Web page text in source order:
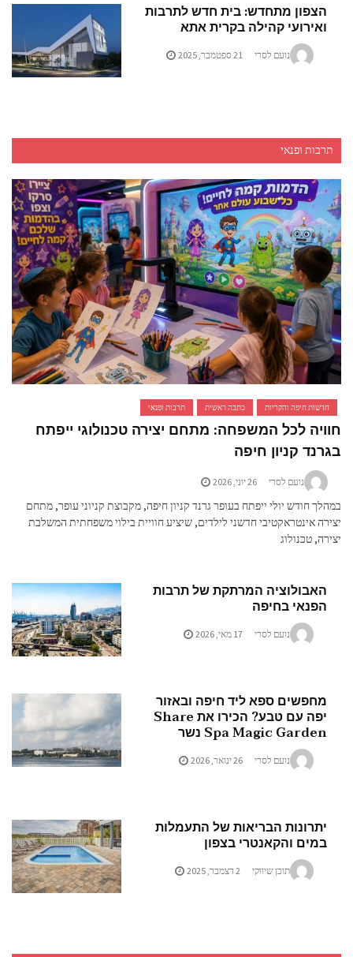
הצפון מתחדש: בית חדש לתרבות
ואירועי קהילה בקרית אתא
נועם לסרי 21 ספטמבר, 2025
תרבות ופנאי
חדשות חיפה והקריות כתבה ראשית תרבות ופנאי
חוויה לכל המשפחה: מתחם יצירה טכנולוגי ייפתח
בגרנד קניון חיפה
נועם לסרי 26 יוני, 2026
במהלך חודש יולי ייפתח בעופר גרנד קניון חיפה, מקבוצת קניוני עופר, מתחם
יצירה אינטראקטיבי חדשני לילדים, שיציע חוויית בילוי משפחתית המשלבת
יצירה, טכנולוג
האבולוציה המרתקת של תרבות
הפנאי בחיפה
נועם לסרי 17 מאי, 2026
מחפשים ספא ליד חיפה ובאזור
יפה עם טבע? הכירו את Share
Spa Magic Garden נשר
נועם לסרי 26 ינואר, 2026
יתרונות הבריאות של התעמלות
במים והקאנטרי בצפון
תוכן שיווקי 2 דצמבר, 2025